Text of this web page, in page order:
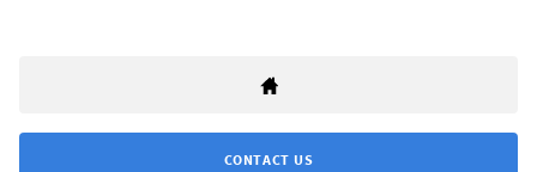
CONTACT US